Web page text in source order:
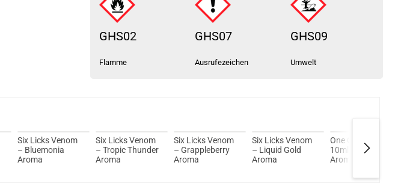
GHS02
Flamme
GHS07
Ausrufezeichen
GHS09
Umwelt
Six Licks Venom
– Bluemonia
Aroma
Six Licks Venom
– Tropic Thunder
Aroma
Six Licks Venom
– Grappleberry
Aroma
Six Licks Venom
– Liquid Gold
Aroma
One Cherry Ice
10ml LongFill
Aroma by Dash